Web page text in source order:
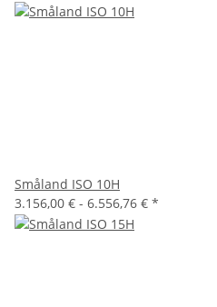
Småland ISO 10H
3.156,00 € - 6.556,76 € *